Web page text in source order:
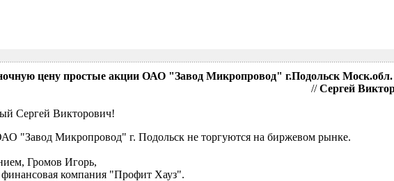
цену простые акции ОАО "Завод Микропровод" г.Подольск
//Сергей
Сергей Викторович!
"Завод Микропровод" г. Подольск не торгуются на биржевом рынке.
Громов Игорь,
финансовая компания "Профит Хауз".